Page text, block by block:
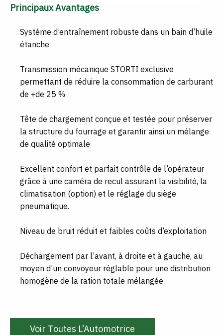
Principaux Avantages
Système d’entraînement robuste dans un bain d’huile
étanche
Transmission mécanique STORTI exclusive
permettant de réduire la consommation de carburant
de +de 25 %
Tête de chargement conçue et testée pour préserver
la structure du fourrage et garantir ainsi un mélange
de qualité optimale
Excellent confort et parfait contrôle de l’opérateur
grâce à une caméra de recul assurant la visibilité, la
climatisation (option) et le réglage du siège
pneumatique.
Niveau de bruit réduit et faibles coûts d’exploitation
Déchargement par l’avant, à droite et à gauche, au
moyen d’un convoyeur réglable pour une distribution
homogène de la ration totale mélangée
Voir Toutes L’Automotrice